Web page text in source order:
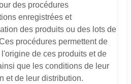
des procédures
enregistrées et
des produits ou des lots de
procédures permettent de
de ces produits et de
que les conditions de leur
et de leur distribution.